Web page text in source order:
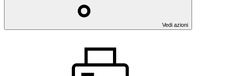
Vedi azioni